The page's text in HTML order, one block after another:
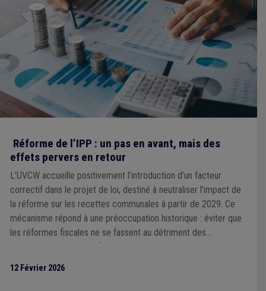
Réforme de l’IPP : un pas en avant, mais des
effets pervers en retour
L’UVCW accueille positivement l’introduction d’un facteur
correctif dans le projet de loi, destiné à neutraliser l’impact de
la réforme sur les recettes communales à partir de 2029. Ce
mécanisme répond à une préoccupation historique : éviter que
les réformes fiscales ne se fassent au détriment des
communes, comme ce fut le cas par le passé. Cependant,
12 Février 2026